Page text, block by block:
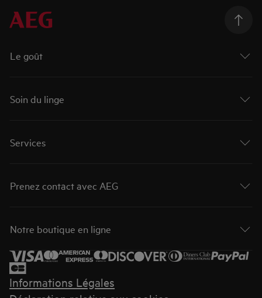
Le goût
Soin du linge
Services
Prenez contact avec AEG
Notre boutique en ligne
Informations Légales